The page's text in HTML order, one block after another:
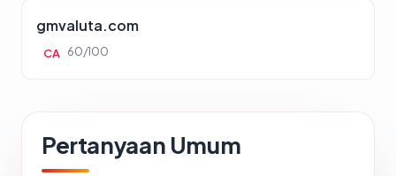
gmvaluta.com
CA 60/100
Pertanyaan Umum